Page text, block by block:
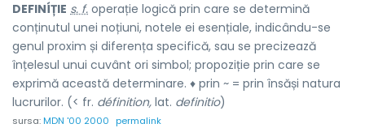
DEFINÍȚIE s. f. operație logică prin care se determină
conținutul unei noțiuni, notele ei esențiale, indicându-se
genul proxim și diferența specifică, sau se precizează
înțelesul unui cuvânt ori simbol; propoziție prin care se
exprimă această determinare. ♦ prin ~ = prin însăși natura
lucrurilor. (< fr. définition, lat. definitio)
sursa:MDN '00 2000 permalink